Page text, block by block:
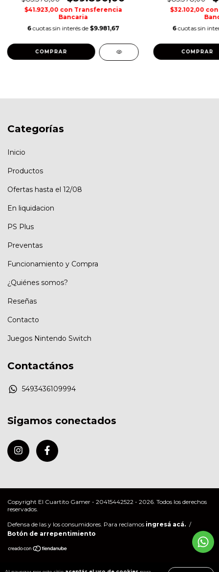
$41.923,00 con Transferencia
Bancaria
6 cuotas sin interés de $9.981,67
COMPRAR
$32.102,00 con
6 cuotas sin
COMPRAR
Categorías
Inicio
Productos
Ofertas hasta el 12/08
En liquidacion
PS Plus
Preventas
Funcionamiento y Compra
¿Quiénes somos?
Reseñas
Contacto
Juegos Nintendo Switch
Contactános
5493436109994
Sigamos conectados
Copyright El Cuartito Gamer - 20415442522 - 2026. Todos los derechos
reservados.
Defensa de las y los consumidores. Para reclamos ingresá acá. /
Botón de arrepentimiento